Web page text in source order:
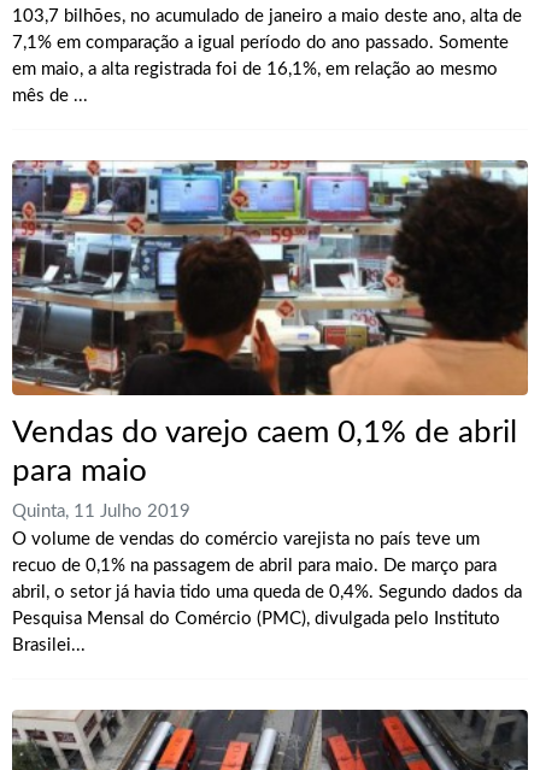
103,7 bilhões, no acumulado de janeiro a maio deste ano, alta de
7,1% em comparação a igual período do ano passado. Somente
em maio, a alta registrada foi de 16,1%, em relação ao mesmo
mês de ...
Vendas do varejo caem 0,1% de abril
para maio
Quinta, 11 Julho 2019
O volume de vendas do comércio varejista no país teve um
recuo de 0,1% na passagem de abril para maio. De março para
abril, o setor já havia tido uma queda de 0,4%. Segundo dados da
Pesquisa Mensal do Comércio (PMC), divulgada pelo Instituto
Brasilei...